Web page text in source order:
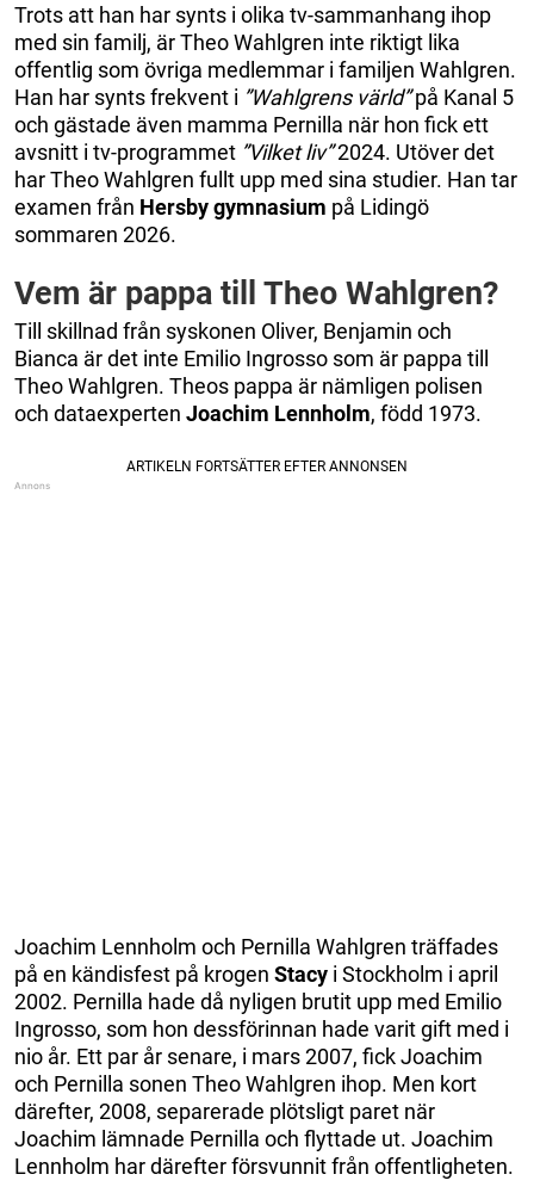
Trots att han har synts i olika tv-sammanhang ihop
med sin familj, är Theo Wahlgren inte riktigt lika
offentlig som övriga medlemmar i familjen Wahlgren.
Han har synts frekvent i ”Wahlgrens värld”på Kanal 5
och gästade även mamma Pernilla när hon fick ett
avsnitt i tv-programmet ”Vilket liv”2024. Utöver det
har Theo Wahlgren fullt upp med sina studier. Han tar
examen från Hersby gymnasium på Lidingö
sommaren 2026.
Vem är pappa till Theo Wahlgren?
Till skillnad från syskonen Oliver, Benjamin och
Bianca är det inte Emilio Ingrosso som är pappa till
Theo Wahlgren. Theos pappa är nämligen polisen
och dataexperten Joachim Lennholm, född 1973.
Joachim Lennholm och Pernilla Wahlgren träffades
på en kändisfest på krogen Stacy i Stockholm i april
2002. Pernilla hade då nyligen brutit upp med Emilio
Ingrosso, som hon dessförinnan hade varit gift med i
nio år. Ett par år senare, i mars 2007, fick Joachim
och Pernilla sonen Theo Wahlgren ihop. Men kort
därefter, 2008, separerade plötsligt paret när
Joachim lämnade Pernilla och flyttade ut. Joachim
Lennholm har därefter försvunnit från offentligheten.